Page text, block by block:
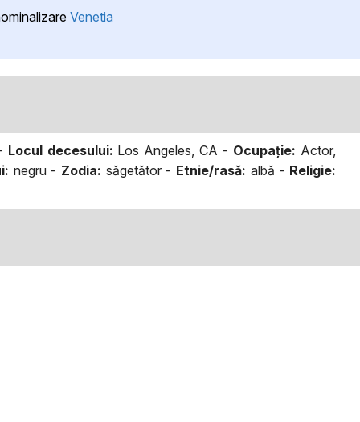
Venetia
Locul decesului: Los Angeles, CA - Ocupaţie: Actor,
negru - Zodia: săgetător - Etnie/rasă: albă - Religie: